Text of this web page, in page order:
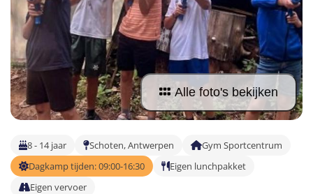
Vind jouw perfecte kamp
Beantwoord een paar korte vragen en wij doen de rest.
Alle foto's bekijken
8 - 14 jaar Schoten, Antwerpen
Gym Sportcentrum
Dagkamp tijden: 09:00-16:30
Eigen lunchpakket
Eigen vervoer